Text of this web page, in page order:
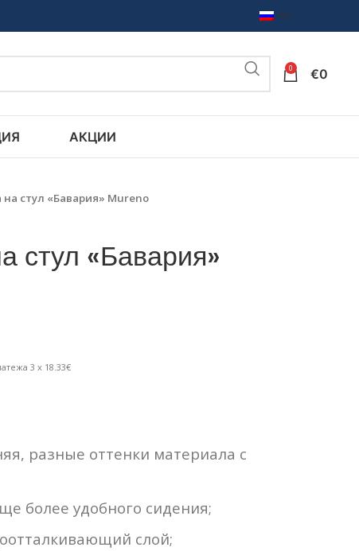
RU
0 €0
АКЦИИ
стул «Бавария» Mureno
стул «Бавария»
3 x 18.33€
разные оттенки материала с
более удобного сидения;
слой;